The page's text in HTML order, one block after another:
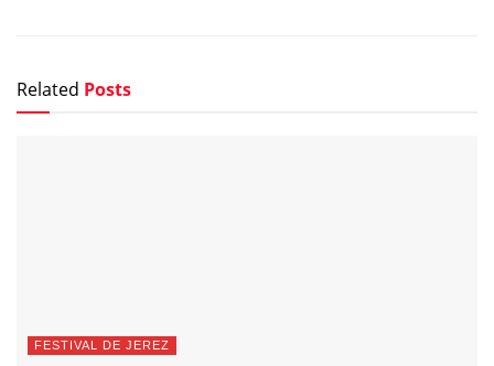
Related Posts
FESTIVAL DE JEREZ